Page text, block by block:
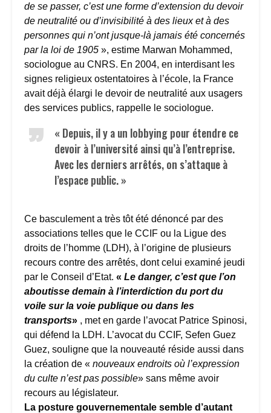
de se passer, c’est une forme d’extension du devoir
de neutralité ou d’invisibilité à des lieux et à des
personnes qui n’ont jusque-là jamais été concernés
par la loi de 1905 », estime Marwan Mohammed,
sociologue au CNRS. En 2004, en interdisant les
signes religieux ostentatoires à l’école, la France
avait déjà élargi le devoir de neutralité aux usagers
des services publics, rappelle le sociologue.
« Depuis, il y a un lobbying pour étendre ce
devoir à l’université ainsi qu’à l’entreprise.
Avec les derniers arrêtés, on s’attaque à
l’espace public. »
Ce basculement a très tôt été dénoncé par des
associations telles que le CCIF ou la Ligue des
droits de l’homme (LDH), à l’origine de plusieurs
recours contre des arrêtés, dont celui examiné jeudi
par le Conseil d’Etat. « Le danger, c’est que l’on
aboutisse demain à l’interdiction du port du
voile sur la voie publique ou dans les
transports» , met en garde l’avocat Patrice Spinosi,
qui défend la LDH. L’avocat du CCIF, Sefen Guez
Guez, souligne que la nouveauté réside aussi dans
la création de « nouveaux endroits où l’expression
du culte n’est pas possible» sans même avoir
recours au législateur.
La posture gouvernementale semble d’autant